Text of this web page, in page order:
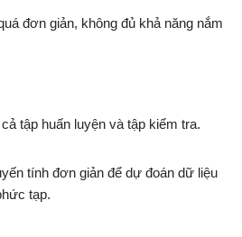
đơn giản, không đủ khả năng nắm
tập huấn luyện và tập kiểm tra.
tính đơn giản để dự đoán dữ liệu
tạp.